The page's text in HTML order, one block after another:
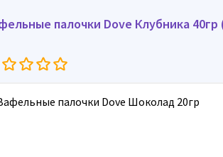
палочки Dove Клубника 40гр